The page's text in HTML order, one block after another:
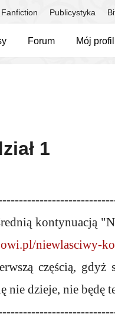
Fanfiction Publicystyka
Forum Mój profil
1
kontynuacją
niewlasciwy-
częścią, gdyż
nie dzieje, nie będę